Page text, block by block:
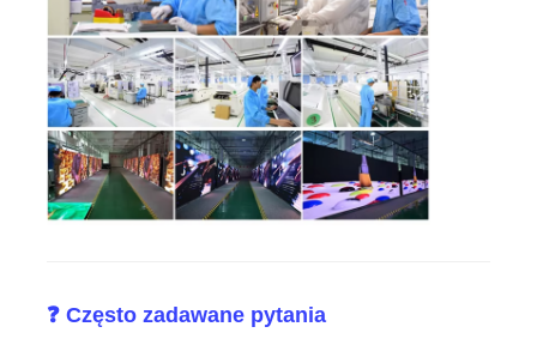
❓ Często zadawane pytania